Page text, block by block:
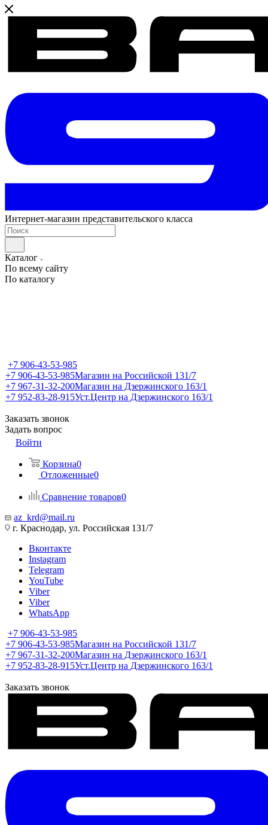
Интернет-магазин представительского класса
Каталог
По всему сайту
По каталогу
+7 906-43-53-985
+7 906-43-53-985Магазин на Российской 131/7
+7 967-31-32-200Магазин на Дзержинского 163/1
+7 952-83-28-915Уст.Центр на Дзержинского 163/1
Заказать звонок
Задать вопрос
Войти
Корзина0
Отложенные0
Сравнение товаров0
az_krd@mail.ru
г. Краснодар, ул. Российская 131/7
Вконтакте
Instagram
Telegram
YouTube
Viber
Viber
WhatsApp
+7 906-43-53-985
+7 906-43-53-985Магазин на Российской 131/7
+7 967-31-32-200Магазин на Дзержинского 163/1
+7 952-83-28-915Уст.Центр на Дзержинского 163/1
Заказать звонок